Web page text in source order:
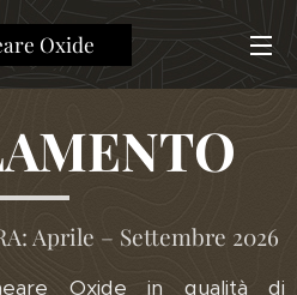
Oxide
Aprile – Settembre 2026
Oxide in qualità di